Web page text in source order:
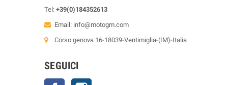
Tel: +39(0)184352613
Email: info@motogm.com
Corso genova 16-18039-Ventimiglia-(IM)-Italia
SEGUICI
Facebook